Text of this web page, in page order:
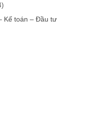
Kế toán – Đầu tư